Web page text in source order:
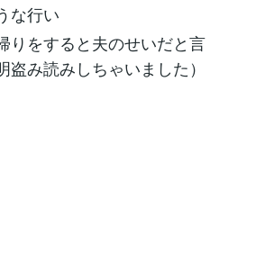
な行い
りをすると夫のせいだと言
み読みしちゃいました）